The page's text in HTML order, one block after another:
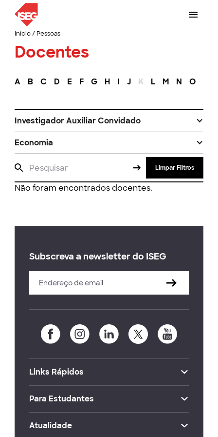
Início/ Pessoas
Docentes
A B C D E F G H I J K L M N O
Investigador Auxiliar Convidado
Economia
Limpar Filtros
Não foram encontrados docentes.
Subscreva a newsletter do ISEG
Links Rápidos
Para Estudantes
Atualidade